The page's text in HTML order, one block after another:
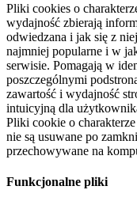
Pliki cookies o
wydajność zbierają
odwiedzana i jak się z
najmniej popularne i w
serwisie. Pomagają w
poszczególnymi
zawartość i wydajność
intuicyjną dla
Pliki cookie o
nie są usuwane po
przechowywane na
Funkcjonalne pliki